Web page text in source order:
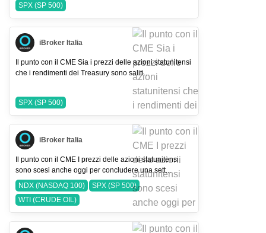
SPX (SP 500)
iBroker Italia
Il punto con il CME Sia i prezzi delle azioni statunitensi
che i rendimenti dei Treasury sono saliti...
SPX (SP 500)
iBroker Italia
Il punto con il CME I prezzi delle azioni statunitensi
sono scesi anche oggi per concludere una sett...
NDX (NASDAQ 100)
SPX (SP 500)
WTI (CRUDE OIL)